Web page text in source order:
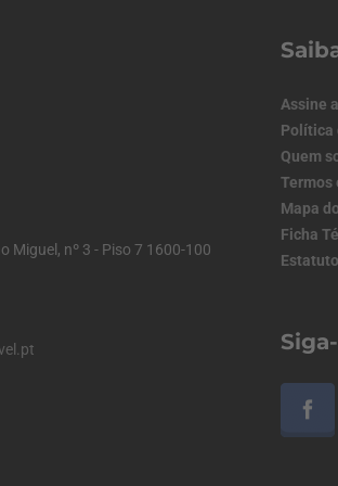
Miguel, nº 3 - Piso 7 1600-100
Assine
Política
Quem
Termos
Mapa
Ficha